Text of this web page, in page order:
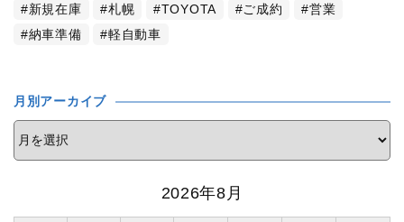
新規在庫
札幌 TOYOTA ご成約
営業
納車準備
軽自動車
月別アーカイブ
2026年8月